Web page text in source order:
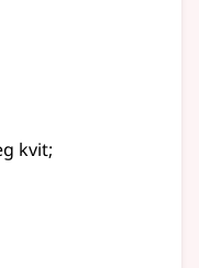
kvit;